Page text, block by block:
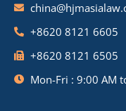
+8620 8121 6605
+8620 8121 6505
Mon-Fri : 9:00 AM